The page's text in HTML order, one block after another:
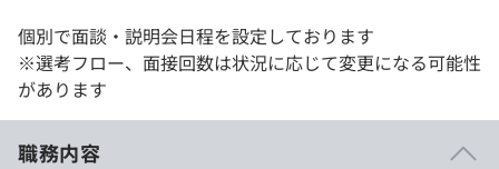
個別で面談・説明会日程を設定しております
※選考フロー、面接回数は状況に応じて変更になる可能性
があります
職務内容